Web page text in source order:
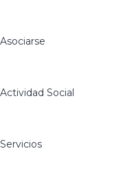
Asociarse
Actividad Social
Servicios